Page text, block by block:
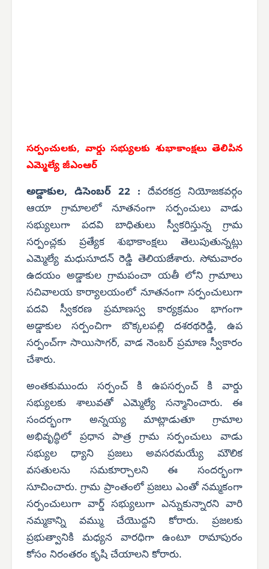
సర్పంచులకు, వార్డు సభ్యులకు శుభాకాంక్షలు తెలిపిన
ఎమ్మెల్యే జీఎంఆర్
అడ్డాకుల, డిసెంబర్ 22 : దేవరకద్ర నియోజకవర్గం
ఆయా గ్రామాలలో నూతనంగా సర్పంచులు వాడు
సభ్యులుగా పదవి బాధితులు స్వీకరిస్తున్న గ్రామ
సర్పంచ్లకు ప్రత్యేక శుభాకాంక్షలు తెలుపుతున్నట్లు
ఎమ్మెల్యే మధుసూదన్ రెడ్డి తెలియజేశారు. సోమవారం
ఉదయం అడ్డాకుల గ్రామపంచా యతీ లోని గ్రామాలు
సచివాలయ కార్యాలయంలో నూతనంగా సర్పంచులుగా
పదవి స్వీకరణ ప్రమాణస్వ కార్యక్రమం భాగంగా
అడ్డాకుల సర్పంచిగా బొక్కలపల్లి దశరథరెడ్డి, ఉప
సర్పంచ్‌గా సాయిసాగర్, వాడ నెంబర్ ప్రమాణ స్వీకారం
చేశారు.
అంతకుముందు సర్పంచ్ కి ఉపసర్పంచ్ కి వార్డు
సభ్యులకు శాలువతో ఎమ్మెల్యే సన్మానించారు. ఈ
సందర్భంగా అన్నయ్య మాట్లాడుతూ గ్రామాల
అభివృద్ధిలో ప్రధాన పాత్ర గ్రామ సర్పంచులు వాడు
సభ్యుల ధ్యాని ప్రజలు అవసరమయ్యే మౌలిక
వసతులను సమకూర్చాలని ఈ సందర్భంగా
సూచించారు. గ్రామ ప్రాంతంలో ప్రజలు ఎంతో నమ్మకంగా
సర్పంచులుగా వార్డ్ సభ్యులుగా ఎన్నుకున్నారని వారి
నమ్మకాన్ని వమ్ము చేయొద్దని కోరారు. ప్రజలకు
ప్రభుత్వానికి మధ్యన వారధిగా ఉంటూ రామాపురం
కోసం నిరంతరం కృషి చేయాలని కోరారు.